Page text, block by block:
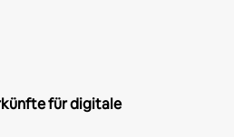
für digitale